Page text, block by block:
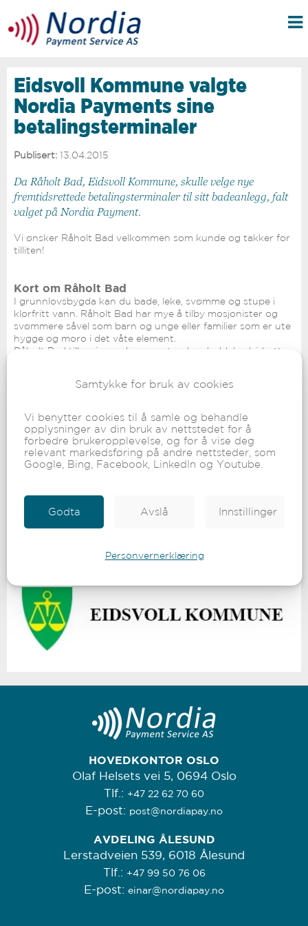
Samtykke for bruk av cookies
Vi benytter cookies til å samle og behandle
opplysninger av din bruk av nettstedet for å
forbedre brukeropplevelse, og for å vise deg
relevant markedsføring på andre nettsteder, som
Google, Bing, Facebook, LinkedIn og Youtube.
Godta Avslå Innstillinger
Personvernerklæring
Eidsvoll Kommune valgte
Nordia Payments sine
betalingsterminaler
Publisert: 13.04.2015
Da Råholt Bad, Eidsvoll Kommune, skulle velge nye
fremtidsrettede betalingsterminaler til sitt badeanlegg, falt
valget på Nordia Payment.
Vi ønsker Råholt Bad velkommen som kunde og takker for
tilliten!
Kort om Råholt Bad
I grunnlovsbygda kan du bade, leke, svømme og stupe i
klorfritt vann. Råholt Bad har mye å tilby mosjonister og
svømmere såvel som barn og unge eller familier som er ute
hygge og moro i det våte element.
Råholt Bad tilbyr innendørs og utendørs boblebad, idretts-
www.raholtbad.no - www.badelandene.no/raaholt-bad
KONTAKT OSS FOR MER INFORMASJON OG BESTILLING AV
HOVEDKONTOR OSLO
Olaf Helsets vei 5, 0694 Oslo
Tlf.: +47 22 62 70 60
E-post: post@nordiapay.no
AVDELING ÅLESUND
Lerstadveien 539, 6018 Ålesund
Tlf.: +47 99 50 76 06
E-post: einar@nordiapay.no